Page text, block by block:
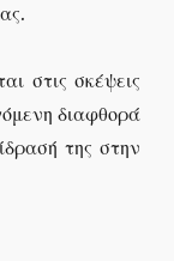
στις σκέψεις
διαφθορά
της στην